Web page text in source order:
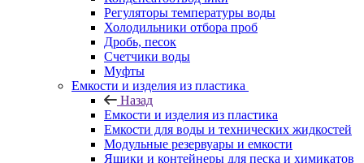
Регуляторы температуры воды
Холодильники отбора проб
Дробь, песок
Счетчики воды
Муфты
Емкости и изделия из пластика
Назад
Емкости и изделия из пластика
Емкости для воды и технических жидкостей
Модульные резервуары и емкости
Ящики и контейнеры для песка и химикатов